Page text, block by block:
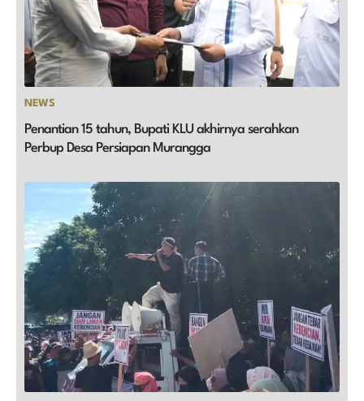
NEWS
Penantian 15 tahun, Bupati KLU akhirnya serahkan
Perbup Desa Persiapan Murangga